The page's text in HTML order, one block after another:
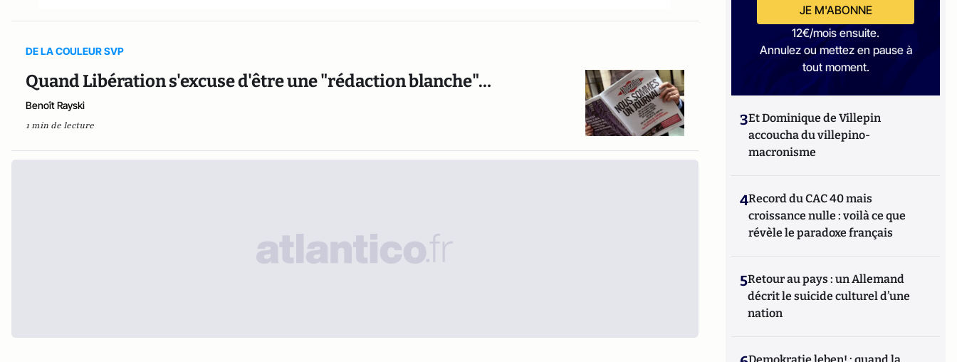
DE LA COULEUR SVP
Quand Libération s'excuse d'être une "rédaction blanche"…
Benoît Rayski
1 min de lecture
JE M'ABONNE
12€/mois ensuite.
Annulez ou mettez en pause à
tout moment.
3Et Dominique de Villepin
accoucha du villepino-
macronisme
4Record du CAC 40 mais
croissance nulle : voilà ce que
révèle le paradoxe français
5Retour au pays : un Allemand
décrit le suicide culturel d’une
nation